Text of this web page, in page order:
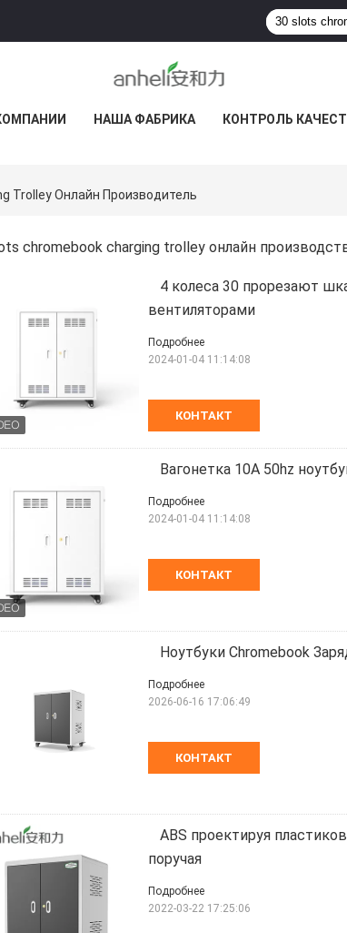
НАША ФАБРИКА КОНТРОЛЬ
Trolley Онлайн Производитель
chromebook charging trolley онлайн
4 колеса 30 прорезают
вентиляторами
КОНТАКТ
Подробнее
2024-01-04 11:14:08
Вагонетка 10A 50hz
КОНТАКТ
Подробнее
2024-01-04 11:14:08
Ноутбуки Chromebook
КОНТАКТ
Подробнее
2026-06-16 17:06:49
ABS проектируя
поручая
Подробнее
2022-03-22 17:25:06